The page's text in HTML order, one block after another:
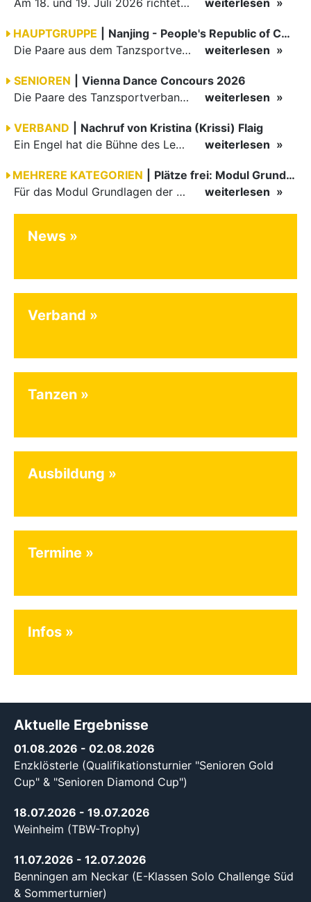
HAUPTGRUPPE
Nanjing - People's Republic of China
Die Paare aus dem Tanzsportverband Baden-Württemberg (TBW) haben beim hochklassig besetzten WDSF GrandSlam im chinesischen Nanjing wieder einmal auf internationalem Top-Niveau geglänzt. Das…
weiterlesen
SENIOREN
Vienna Dance Concours 2026
Die Paare des Tanzsportverbandes Baden-Württemberg (TBW) glänzten auf dem internationalen Parkett des Vienna Dance Concourse 2026 im Wiener Rathaus mit hervorragenden Platzierungen Ergebnisse unter: …
weiterlesen
VERBAND
Nachruf von Kristina (Krissi) Flaig
Ein Engel hat die Bühne des Lebens verlassen. Viel zu früh, plötzlich und für uns alle unfassbar, wurde unsere geliebte Kristina (Krissi) Flaig im Alter von 36 Jahren aus dem Leben gerissen. Das Tanzen…
weiterlesen
MEHRERE KATEGORIEN
Plätze frei: Modul Grundlagen
Für das Modul Grundlagen der Breitensportausbildung vom 10. bis 13. September an der Landessportschule Albstadt sind noch Plätze frei. Das Modul kann auch für den Lizenzerhalt (30 LE fachlich) genutzt…
weiterlesen
News
Verband
Tanzen
Ausbildung
Termine
Infos
Aktuelle Ergebnisse
01.08.2026 - 02.08.2026
Enzklösterle (Qualifikationsturnier "Senioren Gold
Cup" & "Senioren Diamond Cup")
18.07.2026 - 19.07.2026
Weinheim (TBW-Trophy)
11.07.2026 - 12.07.2026
Benningen am Neckar (E-Klassen Solo Challenge Süd
& Sommerturnier)